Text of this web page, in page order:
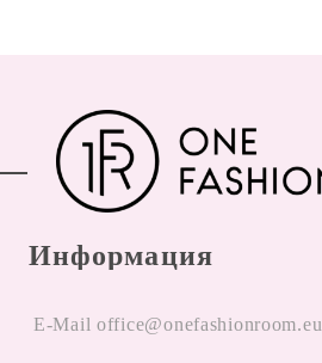
Информация
E-Mail office@onefashionroom.eu